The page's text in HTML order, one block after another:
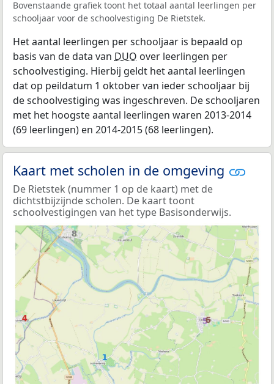
Bovenstaande grafiek toont het totaal aantal leerlingen per
schooljaar voor de schoolvestiging De Rietstek.
Het aantal leerlingen per schooljaar is bepaald op
basis van de data van DUO over leerlingen per
schoolvestiging. Hierbij geldt het aantal leerlingen
dat op peildatum 1 oktober van ieder schooljaar bij
de schoolvestiging was ingeschreven. De schooljaren
met het hoogste aantal leerlingen waren 2013-2014
(69 leerlingen) en 2014-2015 (68 leerlingen).
Kaart met scholen in de omgeving
De Rietstek (nummer 1 op de kaart) met de
dichtstbijzijnde scholen. De kaart toont
schoolvestigingen van het type Basisonderwijs.